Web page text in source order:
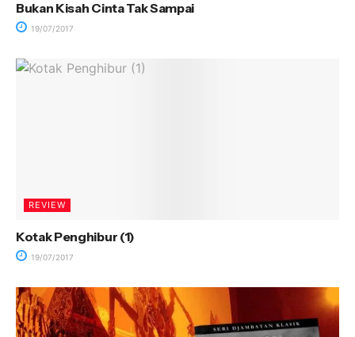
Bukan Kisah Cinta Tak Sampai
19/07/2017
REVIEW
Kotak Penghibur (1)
19/07/2017